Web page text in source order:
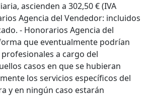
ascienden a 302,50 € (IVA
Agencia del Vendedor: incluidos
- Honorarios Agencia del
que eventualmente podrían
a cargo del
casos en que se hubieran
los servicios específicos del
y en ningún caso estarán